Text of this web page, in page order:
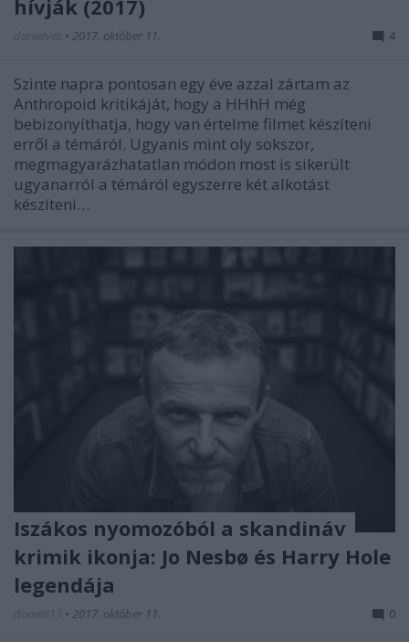
hívják (2017)
• 2017. október 11. 4
Szinte napra pontosan egy éve azzal zártam az
Anthropoid kritikáját, hogy a HHhH még
bebizonyíthatja, hogy van értelme filmet készíteni
erről a témáról. Ugyanis mint oly sokszor,
megmagyarázhatatlan módon most is sikerült
ugyanarról a témáról egyszerre két alkotást
készíteni…
Iszákos nyomozóból a skandináv
krimik ikonja: Jo Nesbø és Harry Hole
legendája
• 2017. október 11. 0